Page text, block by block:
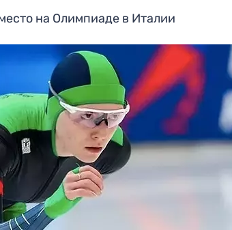
на Олимпиаде в Италии